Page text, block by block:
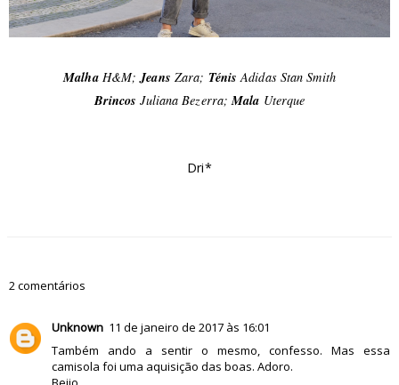
MalhaH&M;Jeans Zara; TénisAdidas Stan Smith
Brincos Juliana Bezerra; Mala Uterque
Dri*
2 comentários
Unknown 11 de janeiro de 2017 às 16:01
Também ando a sentir o mesmo, confesso. Mas essa
camisola foi uma aquisição das boas. Adoro.